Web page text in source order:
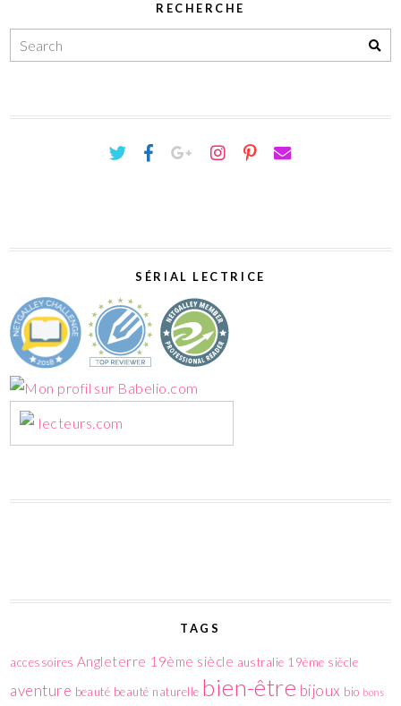
RECHERCHE
SÉRIAL LECTRICE
lecteurs.com
TAGS
accessoires Angleterre 19ème siècle australie 19ème siècle
aventure beauté beauté naturelle bien-être bijoux bio bons